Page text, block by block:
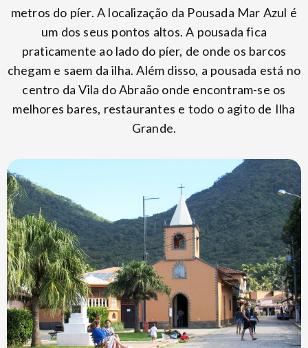
metros do píer. A localização da Pousada Mar Azul é
um dos seus pontos altos. A pousada fica
praticamente ao lado do píer, de onde os barcos
chegam e saem da ilha. Além disso, a pousada está no
centro da Vila do Abraão onde encontram-se os
melhores bares, restaurantes e todo o agito de Ilha
Grande.